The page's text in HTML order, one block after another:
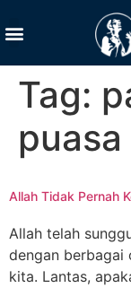
Tag:
puasa
Allah Tidak Pernah
Allah telah
dengan berbagai
kita. Lantas,